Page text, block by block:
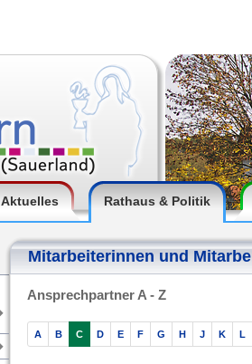
Aktuelles Rathaus & Politik
Mitarbeiterinnen und
Ansprechpartner A - Z
A B C D E F G H J K L